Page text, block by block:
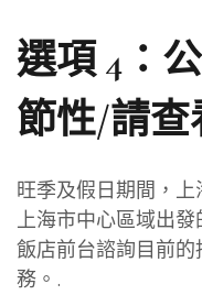
選項 4：
節性/請查
旺季及假日期間，
上海市中心區域出
飯店前台諮詢目前
務。.